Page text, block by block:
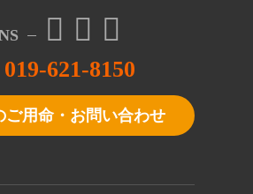
621-8150
ご用命・お問い合わせ